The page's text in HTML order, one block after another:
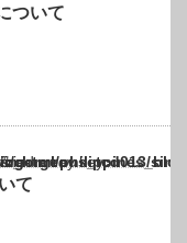
ついて
inphilippines_blog/wp-content/themes/
て